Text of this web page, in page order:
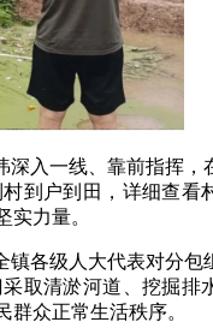
深入一线、靠前指挥，
到户到田，详细查看
力量。
镇各级人大代表对分包
取清淤河道、挖掘排
众正常生活秩序。